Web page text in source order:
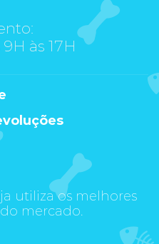
às 17H
utiliza os melhores
mercado.